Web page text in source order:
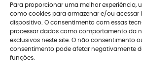
Para proporcionar uma melhor experiência,
como cookies para armazenar e/ou acessar
dispositivo. O consentimento com essas
processar dados como comportamento da
exclusivos neste site. O não consentimento
consentimento pode afetar negativamente
funções.
Para ter direito à aposentadoria
pessoa com Síndrome de
os seguintes requisitos:
Ser segurada do INSS